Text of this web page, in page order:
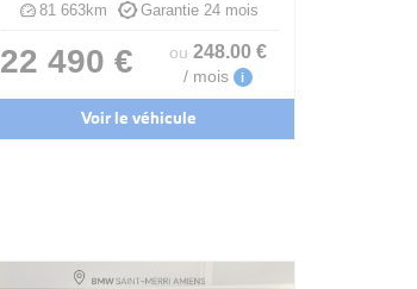
81 663km
Garantie 24 mois
22 490 € ou 248.00 €
/ mois i
Voir le véhicule